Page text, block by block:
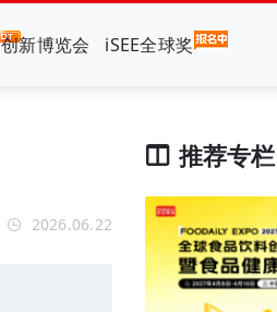
创新博览会 iSEE全球奖
2026.06.22
推荐专栏